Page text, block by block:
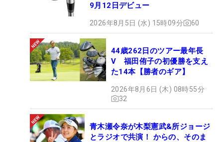
9月12日デビュー
2026年8月5日 (水) 15時09分 60
44歳262日のツアー最年長
V 福田侑子の初優勝を支え
た14本【勝者のギア】
2026年8月6日 (木) 08時55分
32
青木瀬令奈が木梨憲武&所ジョージ
とラジオで共演！ からの、そのま